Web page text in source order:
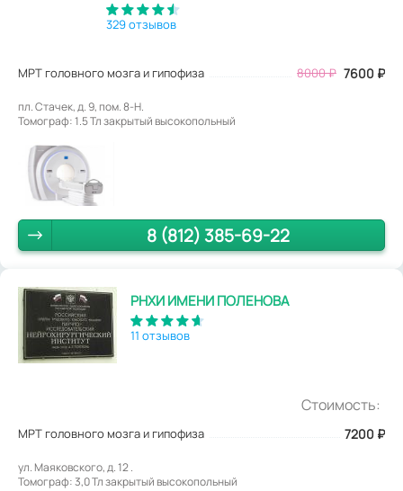
329 отзывов
МРТ головного мозга и гипофиза 8000₽ 7600 ₽
пл. Стачек, д. 9, пом. 8-Н.
Томограф: 1.5 Тл закрытый высокопольный
8 (812) 385-69-22
РНХИ ИМЕНИ ПОЛЕНОВА
11 отзывов
Стоимость:
МРТ головного мозга и гипофиза 7200 ₽
ул. Маяковского, д. 12 .
Томограф: 3,0 Тл закрытый высокопольный